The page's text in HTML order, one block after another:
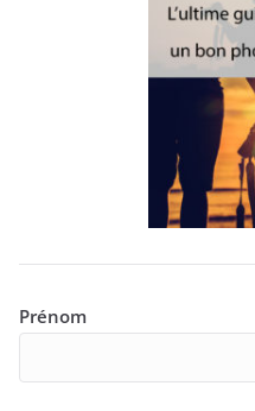
Prénom